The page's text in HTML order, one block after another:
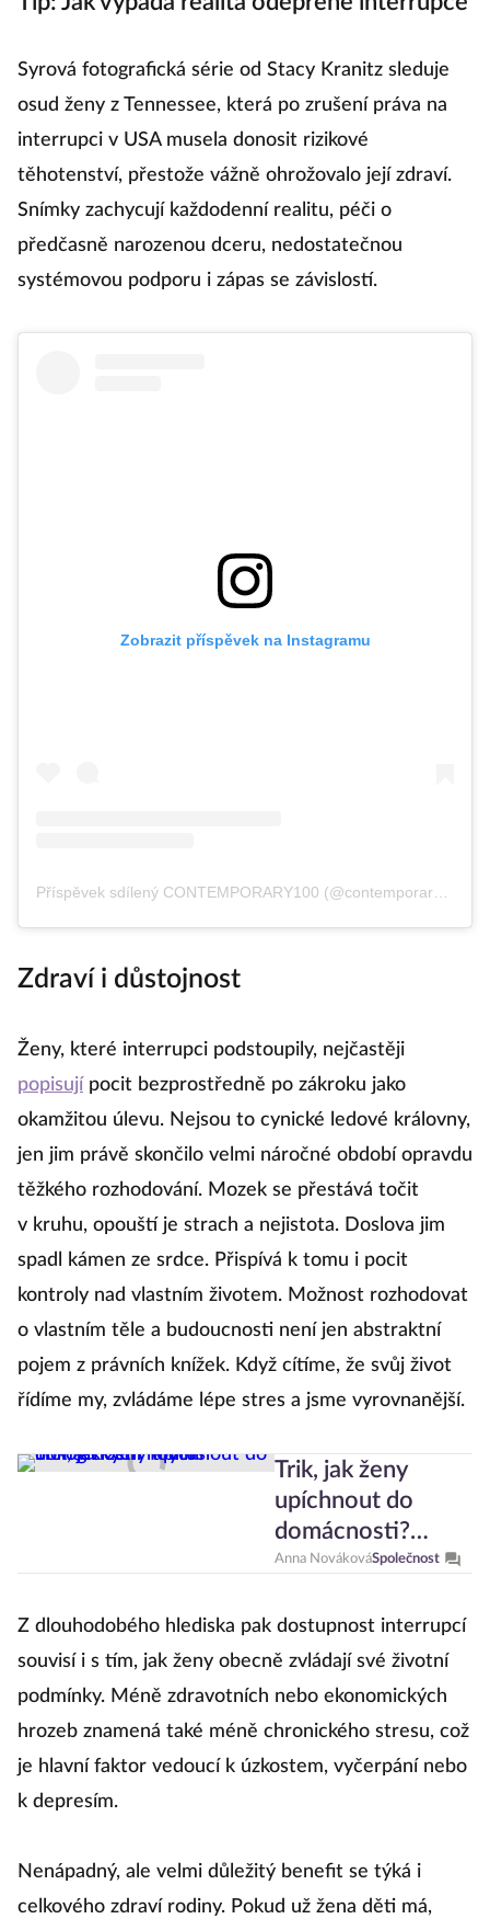
Syrová fotografická série od Stacy Kranitz sleduje
osud ženy z Tennessee, která po zrušení práva na
interrupci v USA musela donosit rizikové
těhotenství, přestože vážně ohrožovalo její zdraví.
Snímky zachycují každodenní realitu, péči o
předčasně narozenou dceru, nedostatečnou
systémovou podporu i zápas se závislostí.
Zobrazit příspěvek na Instagramu
Zdraví i důstojnost
Ženy, které interrupci podstoupily, nejčastěji
popisují pocit bezprostředně po zákroku jako
okamžitou úlevu. Nejsou to cynické ledové královny,
jen jim právě skončilo velmi náročné období opravdu
těžkého rozhodování. Mozek se přestává točit
v kruhu, opouští je strach a nejistota. Doslova jim
spadl kámen ze srdce. Přispívá k tomu i pocit
kontroly nad vlastním životem. Možnost rozhodovat
o vlastním těle a budoucnosti není jen abstraktní
pojem z právních knížek. Když cítíme, že svůj život
řídíme my, zvládáme lépe stres a jsme vyrovnanější.
Trik, jak ženy
upíchnout do
domácnosti?
Mýtus
Anna NovákováSpolečnost
Z dlouhodobého hlediska pak dostupnost interrupcí
souvisí i s tím, jak ženy obecně zvládají své životní
podmínky. Méně zdravotních nebo ekonomických
hrozeb znamená také méně chronického stresu, což
je hlavní faktor vedoucí k úzkostem, vyčerpání nebo
k depresím.
Nenápadný, ale velmi důležitý benefit se týká i
celkového zdraví rodiny. Pokud už žena děti má,